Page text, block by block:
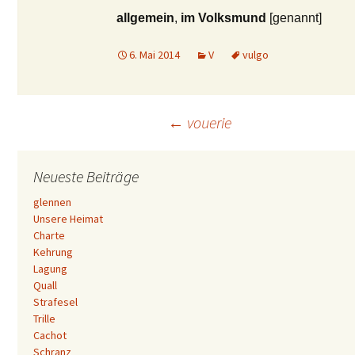
allgemein, im Volksmund [genannt]
6. Mai 2014 V vulgo
Beitrags-
Navigation
← vouerie
Neueste Beiträge
glennen
Unsere Heimat
Charte
Kehrung
Lagung
Quall
Strafesel
Trille
Cachot
Schranz